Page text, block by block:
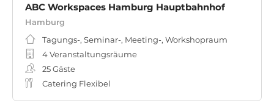
ABC Workspaces Hamburg Hauptbahnhof
Hamburg
Tagungs-, Seminar-, Meeting-, Workshopraum
4 Veranstaltungsräume
25Gäste
Catering Flexibel